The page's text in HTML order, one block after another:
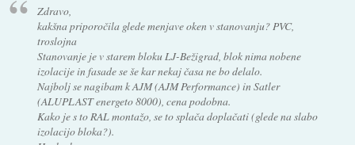
Zdravo,
kakšna priporočila glede menjave oken v stanovanju? PVC,
troslojna
Stanovanje je v starem bloku LJ-Bežigrad, blok nima nobene
izolacije in fasade se še kar nekaj časa ne bo delalo.
Najbolj se nagibam k AJM (AJM Performance) in Satler
(ALUPLAST energeto 8000), cena podobna.
Kako je s to RAL montažo, se to splača doplačati (glede na slabo
izolacijo bloka?).